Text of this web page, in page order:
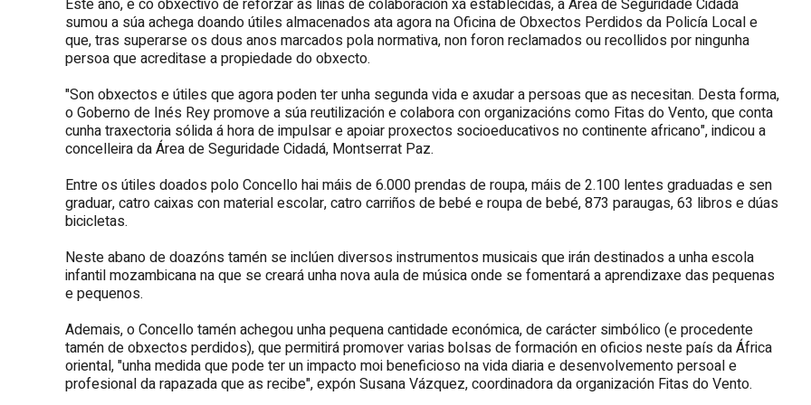
sumou a súa achega doando útiles almacenados ata agora na Oficina de Obxectos Perdidos da Policía Local e
que, tras superarse os dous anos marcados pola normativa, non foron reclamados ou recollidos por ningunha
persoa que acreditase a propiedade do obxecto.
"Son obxectos e útiles que agora poden ter unha segunda vida e axudar a persoas que as necesitan. Desta forma,
o Goberno de Inés Rey promove a súa reutilización e colabora con organizacións como Fitas do Vento, que conta
cunha traxectoria sólida á hora de impulsar e apoiar proxectos socioeducativos no continente africano", indicou a
concelleira da Área de Seguridade Cidadá, Montserrat Paz.
Entre os útiles doados polo Concello hai máis de 6.000 prendas de roupa, máis de 2.100 lentes graduadas e sen
graduar, catro caixas con material escolar, catro carriños de bebé e roupa de bebé, 873 paraugas, 63 libros e dúas
bicicletas.
Neste abano de doazóns tamén se inclúen diversos instrumentos musicais que irán destinados a unha escola
infantil mozambicana na que se creará unha nova aula de música onde se fomentará a aprendizaxe das pequenas
e pequenos.
Ademais, o Concello tamén achegou unha pequena cantidade económica, de carácter simbólico (e procedente
tamén de obxectos perdidos), que permitirá promover varias bolsas de formación en oficios neste país da África
oriental, "unha medida que pode ter un impacto moi beneficioso na vida diaria e desenvolvemento persoal e
profesional da rapazada que as recibe", expón Susana Vázquez, coordinadora da organización Fitas do Vento.